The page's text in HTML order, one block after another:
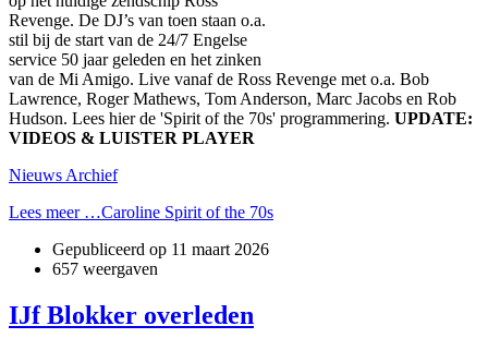
Revenge. De DJ’s van toen staan o.a.
stil bij de start van de 24/7 Engelse
service 50 jaar geleden en het zinken
van de Mi Amigo. Live vanaf de Ross Revenge met o.a. Bob
Lawrence, Roger Mathews, Tom Anderson, Marc Jacobs en Rob
Hudson. Lees hier de 'Spirit of the 70s' programmering. UPDATE:
VIDEOS & LUISTER PLAYER
Nieuws Archief
Lees meer …Caroline Spirit of the 70s
Gepubliceerd op 11 maart 2026
657 weergaven
IJf Blokker overleden